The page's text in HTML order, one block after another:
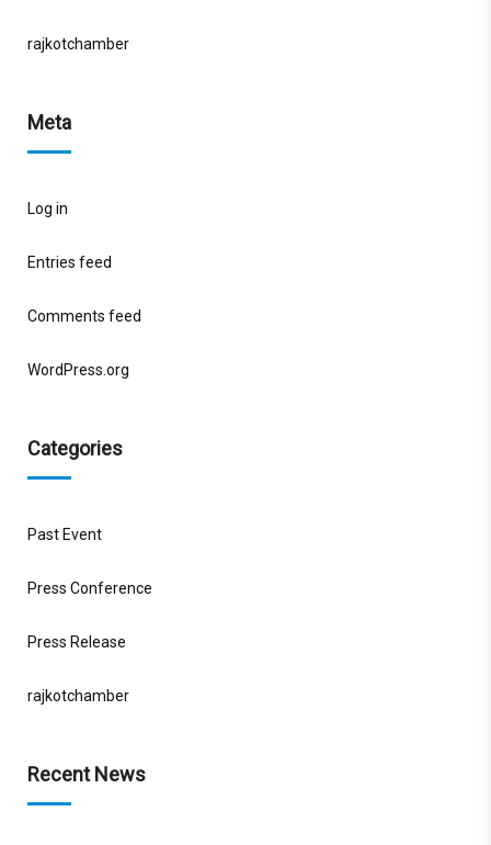
rajkotchamber
Meta
Log in
Entries feed
Comments feed
WordPress.org
Categories
Past Event
Press Conference
Press Release
rajkotchamber
Recent News